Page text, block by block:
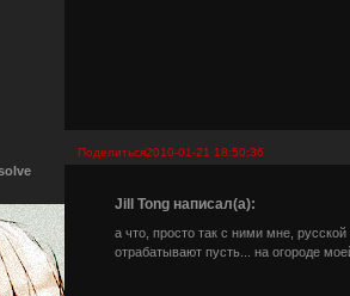
Поделиться2010-01-21 18:50:36
Jill Tong написал(а):
а что, просто так с ними мне, русской
отрабатывают пусть... на огороде